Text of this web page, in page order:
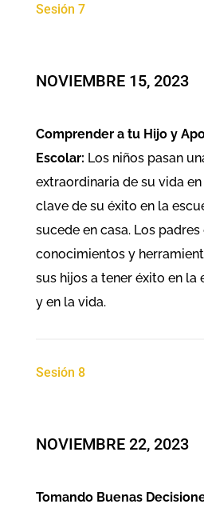
Sesión 7
NOVIEMBRE 15, 2023
Comprender a tu Hijo y
Escolar: Los niños pasan
extraordinaria de su vida
clave de su éxito en la
sucede en casa. Los
conocimientos y
sus hijos a tener éxito en la
y en la vida.
Sesión 8
NOVIEMBRE 22, 2023
Tomando Buenas